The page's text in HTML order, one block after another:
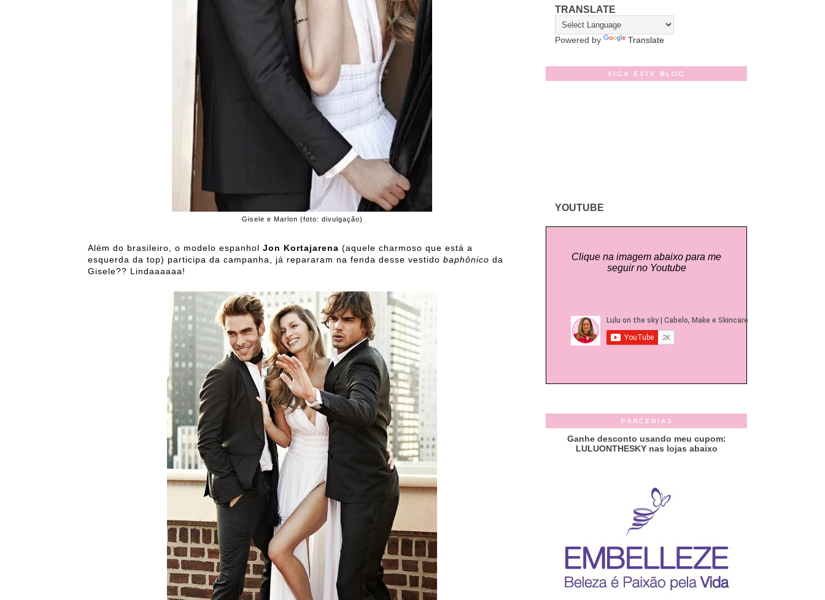
Gisele e Marlon (foto: divulgação)
Além do brasileiro, o modelo espanhol Jon Kortajarena (aquele charmoso que está a
esquerda da top) participa da campanha, já repararam na fenda desse vestido baphônico da
Gisele?? Lindaaaaaa!
TRANSLATE
Powered by Translate
SIGA ESTE BLOG
YOUTUBE
Clique na imagem abaixo para me
seguir no Youtube
PARCERIAS
Ganhe desconto usando meu cupom:
LULUONTHESKY nas lojas abaixo